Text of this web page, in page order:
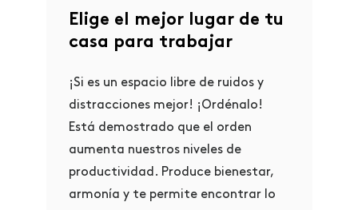
Elige el mejor lugar de tu
casa para trabajar
¡Si es un espacio libre de ruidos y
distracciones mejor! ¡Ordénalo!
Está demostrado que el orden
aumenta nuestros niveles de
productividad. Produce bienestar,
armonía y te permite encontrar lo